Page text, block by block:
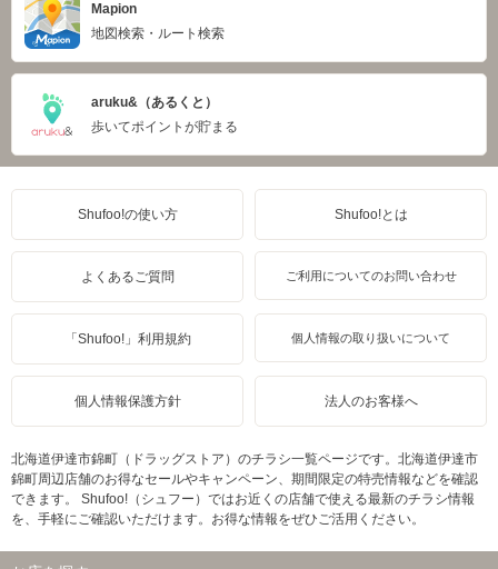
Mapion
地図検索・ルート検索
aruku&（あるくと）
歩いてポイントが貯まる
Shufoo!の使い方 Shufoo!とは
よくあるご質問 ご利用についてのお問い合わせ
「Shufoo!」利用規約 個人情報の取り扱いについて
個人情報保護方針 法人のお客様へ
北海道伊達市錦町（ドラッグストア）のチラシ一覧ページです。北海道伊達市
錦町周辺店舗のお得なセールやキャンペーン、期間限定の特売情報などを確認
できます。 Shufoo!（シュフー）ではお近くの店舗で使える最新のチラシ情報
を、手軽にご確認いただけます。お得な情報をぜひご活用ください。